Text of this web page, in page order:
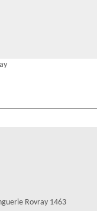
Rovray 1463